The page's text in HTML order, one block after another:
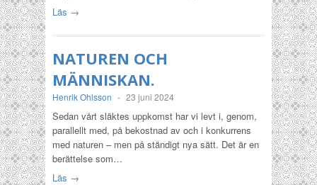
Läs →
NATUREN OCH
MÄNNISKAN.
Henrik Ohlsson - 23 juni 2024
Sedan vårt släktes uppkomst har vi levt i, genom,
parallellt med, på bekostnad av och i konkurrens
med naturen – men på ständigt nya sätt. Det är en
berättelse som…
Läs →